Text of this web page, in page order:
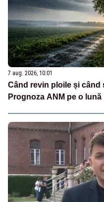
7 aug. 2026, 10:01
Când revin ploile și când
Prognoza ANM pe o lună